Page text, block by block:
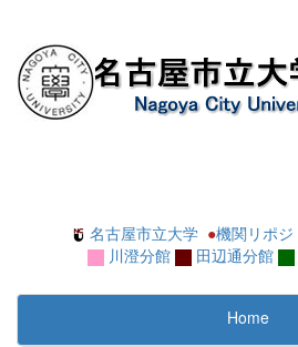
名古屋市立大学 ●機関リポジ
川澄分館
田辺通分館
Home